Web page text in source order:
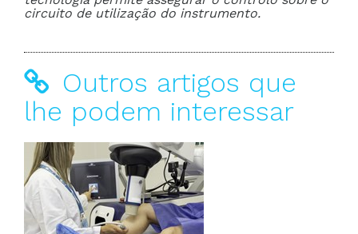
circuito de utilização do instrumento.
Outros artigos que
lhe podem interessar